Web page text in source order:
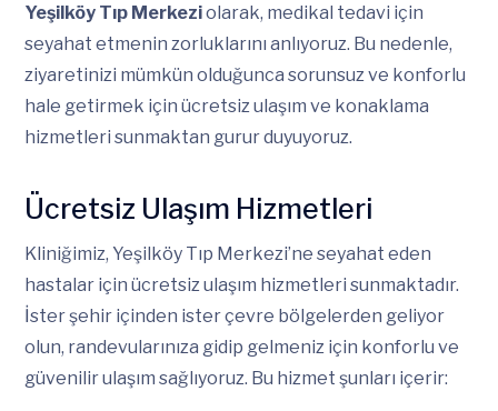
Yeşilköy Tıp Merkeziolarak, medikal tedavi için
seyahat etmenin zorluklarını anlıyoruz. Bu nedenle,
ziyaretinizi mümkün olduğunca sorunsuz ve konforlu
hale getirmek için ücretsiz ulaşım ve konaklama
hizmetleri sunmaktan gurur duyuyoruz.
Ücretsiz Ulaşım Hizmetleri
Kliniğimiz, Yeşilköy Tıp Merkezi’ne seyahat eden
hastalar için ücretsiz ulaşım hizmetleri sunmaktadır.
İster şehir içinden ister çevre bölgelerden geliyor
olun, randevularınıza gidip gelmeniz için konforlu ve
güvenilir ulaşım sağlıyoruz. Bu hizmet şunları içerir: